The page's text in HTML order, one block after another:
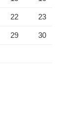
22 23
29 30